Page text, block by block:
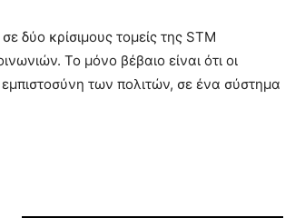
δύο κρίσιμους τομείς της STM
Το μόνο βέβαιο είναι ότι οι
εμπιστοσύνη των πολιτών, σε ένα σύστημα